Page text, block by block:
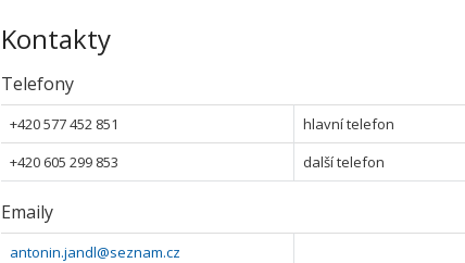
Kontakty
Telefony
+420 577 452 851
hlavní telefon
+420 605 299 853
další telefon
Emaily
antonin.jandl@seznam.cz